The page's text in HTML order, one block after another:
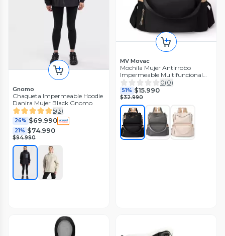
Gnomo
Chaqueta Impermeable Hoodie
Danira Mujer Black Gnomo
5(3)
26% $69.990
21% $74.990
$94.990
MV Movac
Mochila Mujer Antirrobo
Impermeable Multifuncional
Gran Capacidad Dise o
Elegante
0(0)
51% $15.990
$32.990